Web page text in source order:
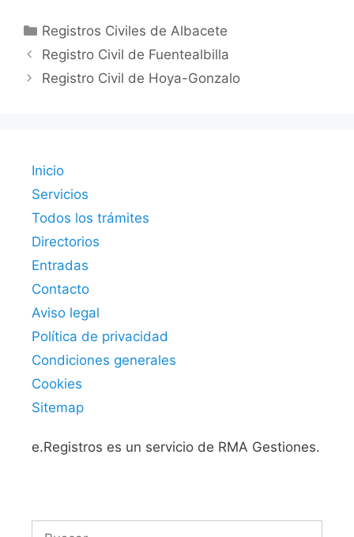
Categorías
Registros Civiles de Albacete
Registro Civil de Fuentealbilla
Registro Civil de Hoya-Gonzalo
Inicio
Servicios
Todos los trámites
Directorios
Entradas
Contacto
Aviso legal
Política de privacidad
Condiciones generales
Cookies
Sitemap
e.Registros es un servicio de RMA Gestiones.
Buscar: